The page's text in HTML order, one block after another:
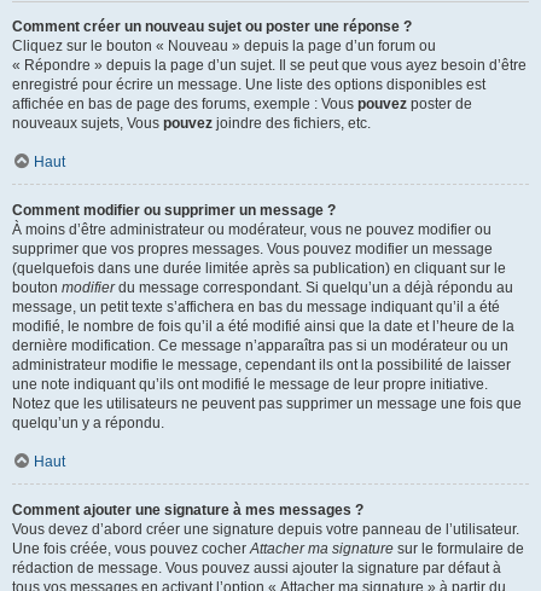
Comment créer un nouveau sujet ou poster une réponse ?
Cliquez sur le bouton « Nouveau » depuis la page d’un forum ou
« Répondre » depuis la page d’un sujet. Il se peut que vous ayez besoin d’être
enregistré pour écrire un message. Une liste des options disponibles est
affichée en bas de page des forums, exemple : Vous pouvez poster de
nouveaux sujets, Vous pouvez joindre des fichiers, etc.
Haut
Comment modifier ou supprimer un message ?
À moins d’être administrateur ou modérateur, vous ne pouvez modifier ou
supprimer que vos propres messages. Vous pouvez modifier un message
(quelquefois dans une durée limitée après sa publication) en cliquant sur le
bouton modifierdu message correspondant. Si quelqu’un a déjà répondu au
message, un petit texte s’affichera en bas du message indiquant qu’il a été
modifié, le nombre de fois qu’il a été modifié ainsi que la date et l’heure de la
dernière modification. Ce message n’apparaîtra pas si un modérateur ou un
administrateur modifie le message, cependant ils ont la possibilité de laisser
une note indiquant qu’ils ont modifié le message de leur propre initiative.
Notez que les utilisateurs ne peuvent pas supprimer un message une fois que
quelqu’un y a répondu.
Haut
Comment ajouter une signature à mes messages ?
Vous devez d’abord créer une signature depuis votre panneau de l’utilisateur.
Une fois créée, vous pouvez cocherAttacher ma signature sur le formulaire de
rédaction de message. Vous pouvez aussi ajouter la signature par défaut à
tous vos messages en activant l’option « Attacher ma signature » à partir du